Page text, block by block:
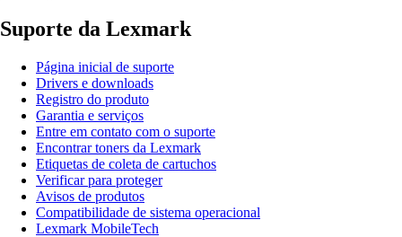
Suporte da Lexmark
Página inicial de suporte
Drivers e downloads
Registro do produto
Garantia e serviços
Entre em contato com o suporte
Encontrar toners da Lexmark
Etiquetas de coleta de cartuchos
Verificar para proteger
Avisos de produtos
Compatibilidade de sistema operacional
Lexmark MobileTech